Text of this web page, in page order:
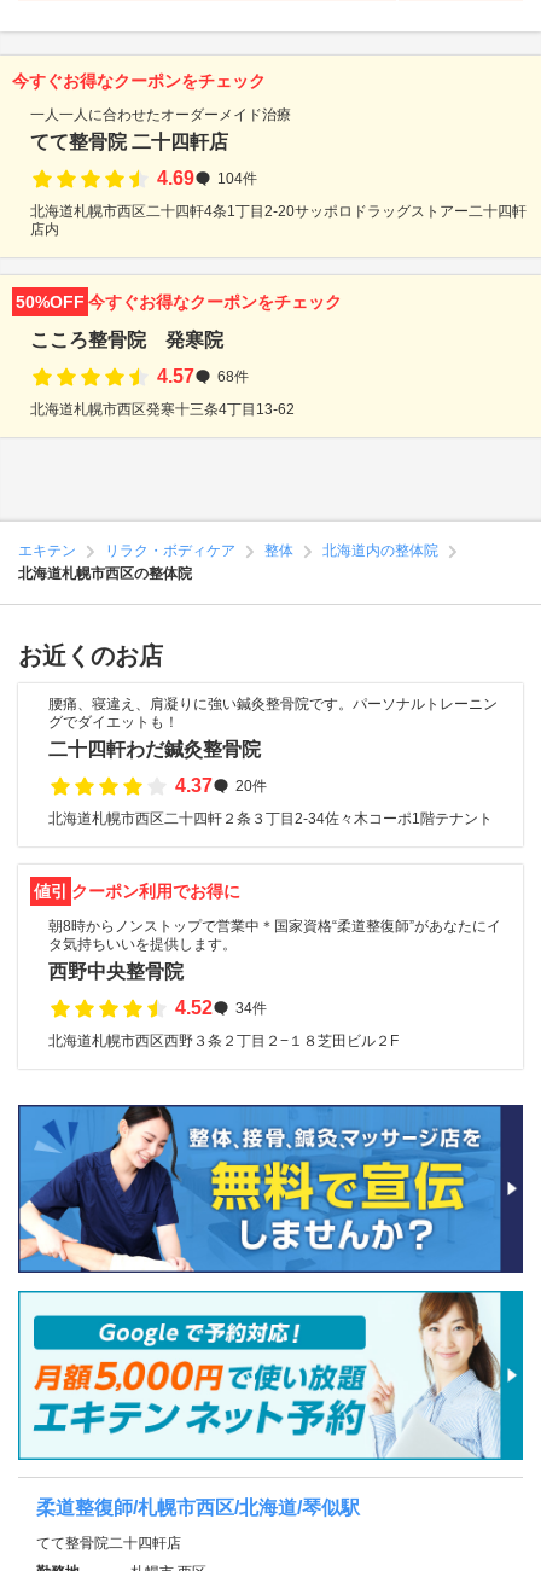
今すぐお得なクーポンをチェック
一人一人に合わせたオーダーメイド治療
てて整骨院 二十四軒店
4.69
104件
北海道札幌市西区二十四軒4条1丁目2-20サッポロドラッグストアー二十四軒
店内
50%OFF 今すぐお得なクーポンをチェック
こころ整骨院 発寒院
4.57
68件
北海道札幌市西区発寒十三条4丁目13-62
エキテン リラク・ボディケア 整体
北海道内の整体院
北海道札幌市西区の整体院
お近くのお店
腰痛、寝違え、肩凝りに強い鍼灸整骨院です。パーソナルトレーニン
グでダイエットも！
二十四軒わだ鍼灸整骨院
4.37
20件
北海道札幌市西区二十四軒２条３丁目2-34佐々木コーポ1階テナント
値引 クーポン利用でお得に
朝8時からノンストップで営業中＊国家資格“柔道整復師”があなたにイ
タ気持ちいいを提供します。
西野中央整骨院
4.52
34件
北海道札幌市西区西野３条２丁目２−１８芝田ビル２F
柔道整復師/札幌市西区/北海道/琴似駅
てて整骨院二十四軒店